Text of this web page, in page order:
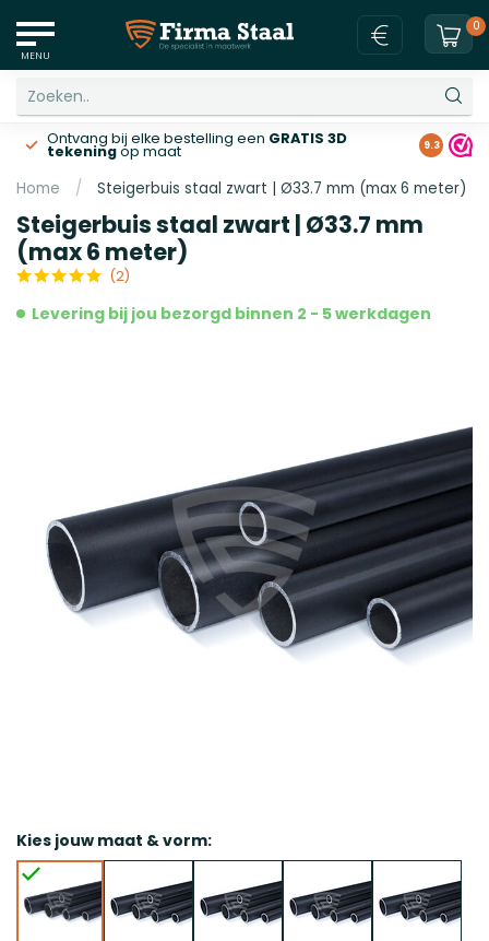
MENU
0
Ontvang bij elke bestelling een GRATIS 3D
tekeningop maat Gratis
9.3
Home / Steigerbuis staal zwart | Ø33.7 mm (max 6 meter)
Steigerbuis staal zwart | Ø33.7 mm
(max 6 meter)
(2)
Levering bij jou bezorgd binnen 2 - 5 werkdagen
Kies jouw maat & vorm: